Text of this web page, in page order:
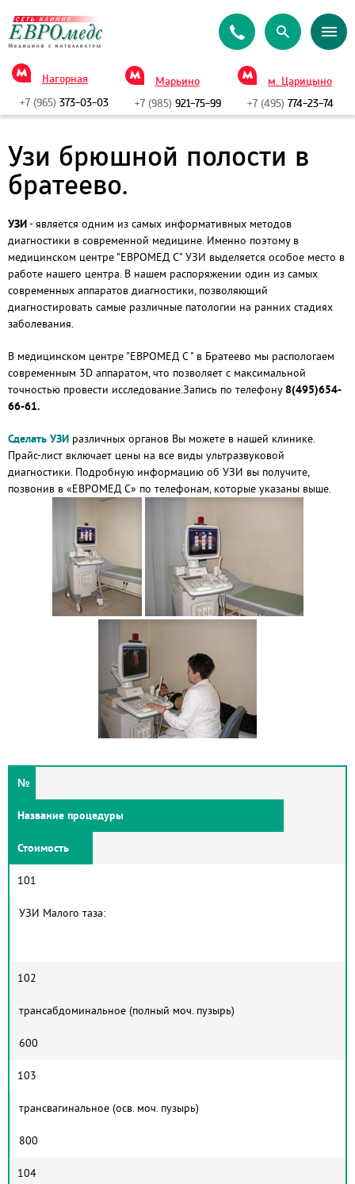
Нагорная
+7 (965) 373-03-03
Марьино
+7 (985)921-75-99
м. Царицыно
+7 (495) 774-23-74
Узи брюшной полости в
братеево.
УЗИ- является одним из самых информативных методов
диагностики в современной медицине. Именно поэтому в
медицинском центре "ЕВРОМЕД С" УЗИ выделяется особое место в
работе нашего центра. В нашем распоряжении один из самых
современных аппаратов диагностики, позволяющий
диагностировать самые различные патологии на ранних стадиях
заболевания.
В медицинском центре "ЕВРОМЕД С " в Братеево мы распологаем
современным 3D аппаратом, что позволяет с максимальной
точностью провести исследование.Запись по телефону 8(495)654-
66-61.
Сделать УЗИ различных органов Вы можете в нашей клинике.
Прайс-лист включает цены на все виды ультразвуковой
диагностики. Подробную информацию об УЗИ вы получите,
позвонив в «ЕВРОМЕД С» по телефонам, которые указаны выше.
№
Название процедуры
Стоимость
101
УЗИ Малого таза:
102
трансабдоминальное (полный моч. пузырь)
600
103
трансвагинальное (осв. моч. пузырь)
800
104